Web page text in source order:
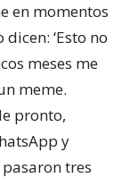
en momentos
‘Esto no
meses me
meme.
pronto,
y
pasaron tres